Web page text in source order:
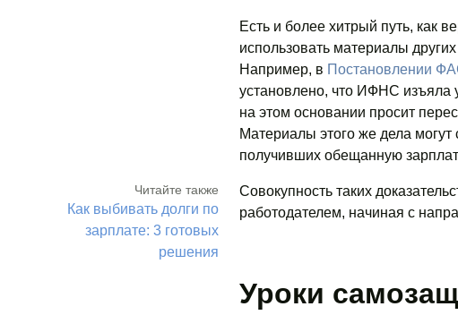
Есть и более хитрый путь, как
использовать материалы
Например, в Постановлении
установлено, что ИФНС изъяла
на этом основании просит
Материалы этого же дела могут
получивших обещанную
Совокупность таких
работодателем, начиная с
Читайте также
Как выбивать долги по
зарплате: 3 готовых
решения
Уроки